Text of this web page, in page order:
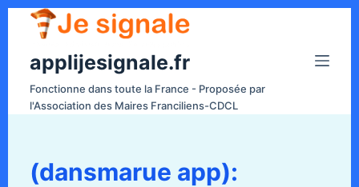
applijesignale.fr
Fonctionne dans toute la France - Proposée par
l'Association des Maires Franciliens-CDCL
(dansmarue app):